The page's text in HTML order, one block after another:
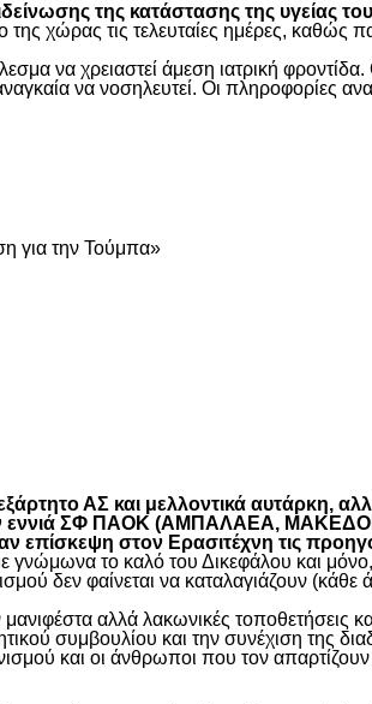
της κατάστασης της υγείας
χώρας τις τελευταίες ημέρες,
να χρειαστεί άμεση ιατρική
να νοσηλευτεί. Οι πληροφορίες
για την Τούμπα»
ΑΣ και μελλοντικά αυτάρκη,
εννιά ΣΦ ΠΑΟΚ (ΑΜΠΑΛΑΕΑ,
στον Ερασιτέχνη τις
το καλό του Δικεφάλου και
δεν φαίνεται να καταλαγιάζουν
αλλά λακωνικές τοποθετήσεις
συμβουλίου και την συνέχιση της
και οι άνθρωποι που τον